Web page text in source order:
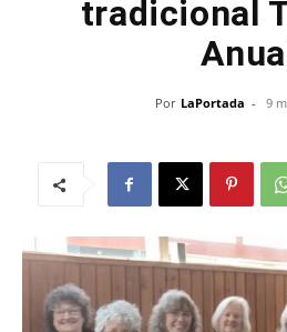
tradicional
Por LaPortada - 9